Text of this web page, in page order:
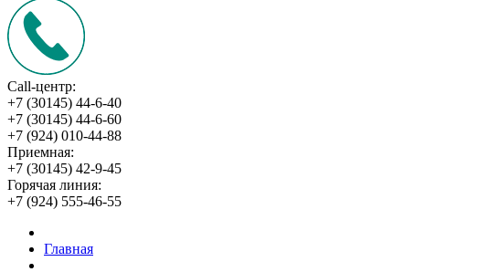
Call-центр:
+7 (30145) 44-6-40
+7 (30145) 44-6-60
+7 (924) 010-44-88
Приемная:
+7 (30145) 42-9-45
Горячая линия:
+7 (924) 555-46-55
Главная